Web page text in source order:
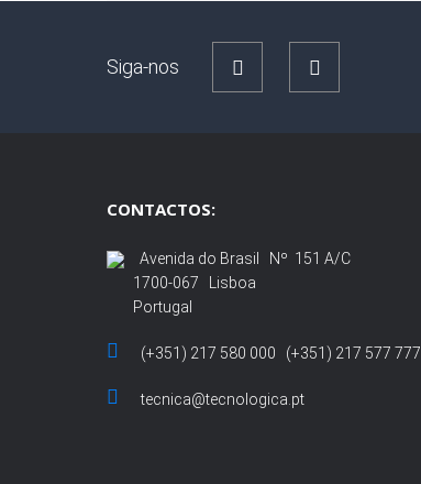
Siga-nos
CONTACTOS:
Avenida do Brasil Nº 151 A/C
1700-067 Lisboa
Portugal
(+351) 217 580 000 (+351) 217 577 777
tecnica@tecnologica.pt